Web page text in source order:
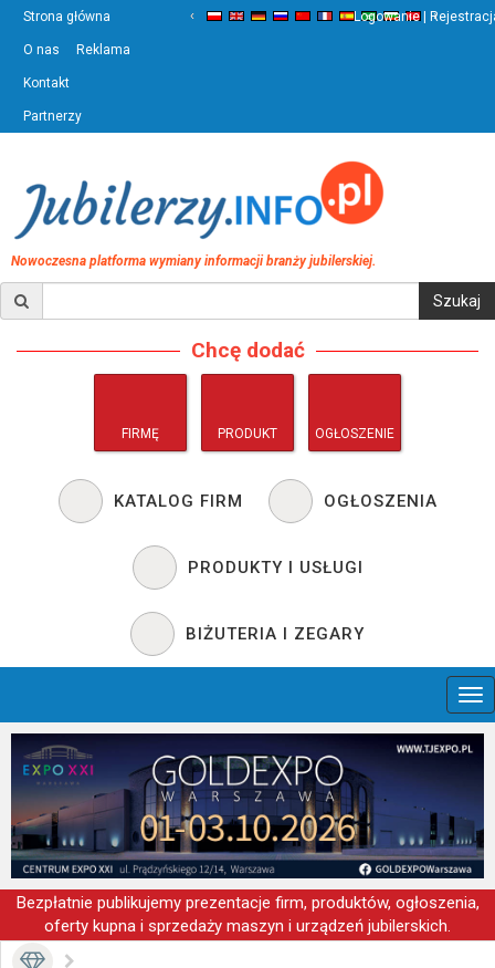
Strona główna
O nas Reklama
Kontakt
Partnerzy
‹ ›
Logowanie |
Nowoczesna platforma wymiany informacji branży jubilerskiej.
Chcę dodać
FIRMĘ PRODUKT OGŁOSZENIE
KATALOG FIRM OGŁOSZENIA
PRODUKTY I USŁUGI
BIŻUTERIA I ZEGARY
Bezpłatnie publikujemy prezentacje firm, produktów, ogłoszenia,
oferty kupna i sprzedaży maszyn i urządzeń jubilerskich.